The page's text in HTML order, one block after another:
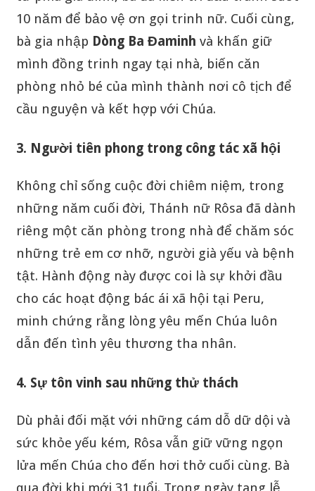
10 năm để bảo vệ ơn gọi trinh nữ. Cuối cùng,
bà gia nhập Dòng Ba Đaminh và khấn giữ
mình đồng trinh ngay tại nhà, biến căn
phòng nhỏ bé của mình thành nơi cô tịch để
cầu nguyện và kết hợp với Chúa.
3. Người tiên phong trong công tác xã hội
Không chỉ sống cuộc đời chiêm niệm, trong
những năm cuối đời, Thánh nữ Rôsa đã dành
riêng một căn phòng trong nhà để chăm sóc
những trẻ em cơ nhỡ, người già yếu và bệnh
tật. Hành động này được coi là sự khởi đầu
cho các hoạt động bác ái xã hội tại Peru,
minh chứng rằng lòng yêu mến Chúa luôn
dẫn đến tình yêu thương tha nhân.
4. Sự tôn vinh sau những thử thách
Dù phải đối mặt với những cám dỗ dữ dội và
sức khỏe yếu kém, Rôsa vẫn giữ vững ngọn
lửa mến Chúa cho đến hơi thở cuối cùng. Bà
qua đời khi mới 31 tuổi. Trong ngày tang lễ,